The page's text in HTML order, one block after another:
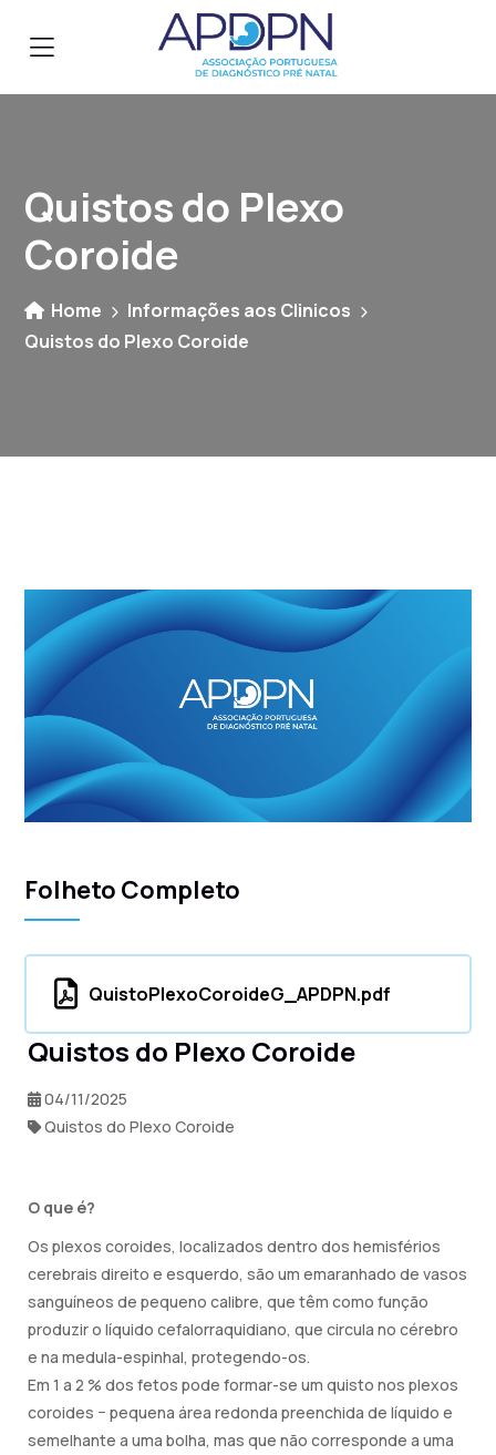
Quistos do Plexo
Coroide
Home
Informações aos Clinicos
Quistos do Plexo Coroide
Folheto Completo
QuistoPlexoCoroideG_APDPN.pdf
Quistos do Plexo Coroide
04/11/2025
Quistos do Plexo Coroide
O que é?
Os plexos coroides, localizados dentro dos hemisférios
cerebrais direito e esquerdo, são um emaranhado de vasos
sanguíneos de pequeno calibre, que têm como função
produzir o líquido cefalorraquidiano, que circula no cérebro
e na medula-espinhal, protegendo-os.
Em 1 a 2 % dos fetos pode formar-se um quisto nos plexos
coroides − pequena área redonda preenchida de líquido e
semelhante a uma bolha, mas que não corresponde a uma